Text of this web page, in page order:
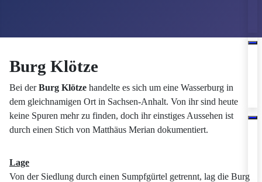
Burg Klötze
Bei derBurg Klötze handelte es sich um eine Wasserburg in
dem gleichnamigen Ort in Sachsen-Anhalt. Von ihr sind heute
keine Spuren mehr zu finden, doch ihr einstiges Aussehen ist
durch einen Stich von Matthäus Merian dokumentiert.
Lage
Von der Siedlung durch einen Sumpfgürtel getrennt, lag die Burg